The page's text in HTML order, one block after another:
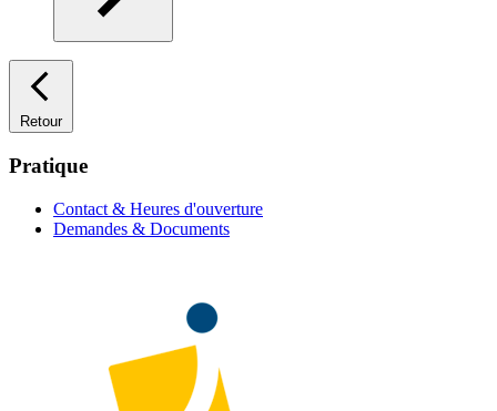
Retour
Pratique
Contact & Heures d'ouverture
Demandes & Documents